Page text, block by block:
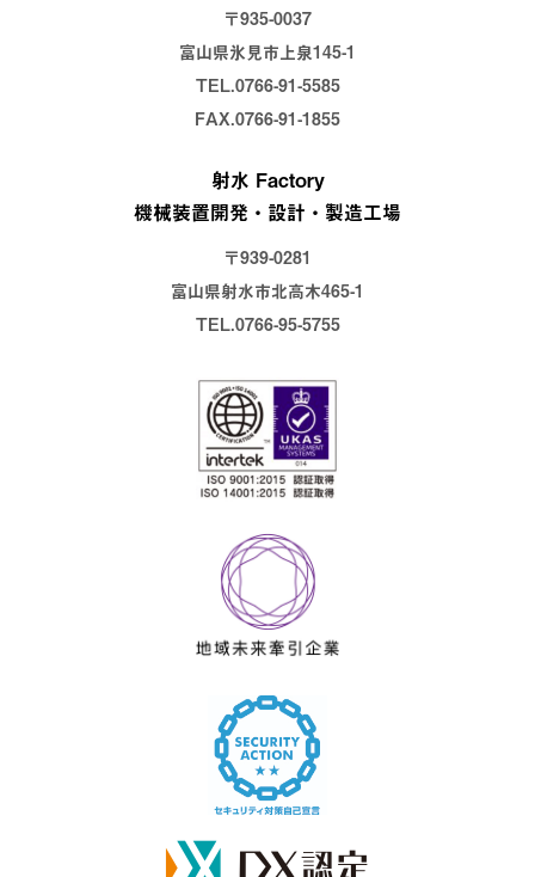
〒935-0037
富山県氷見市上泉145-1
TEL.0766-91-5585
FAX.0766-91-1855
射水 Factory
機械装置開発・設計・製造工場
〒939-0281
富山県射水市北高木465-1
TEL.0766-95-5755